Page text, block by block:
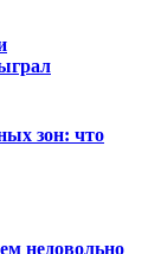
зон: что
недовольно